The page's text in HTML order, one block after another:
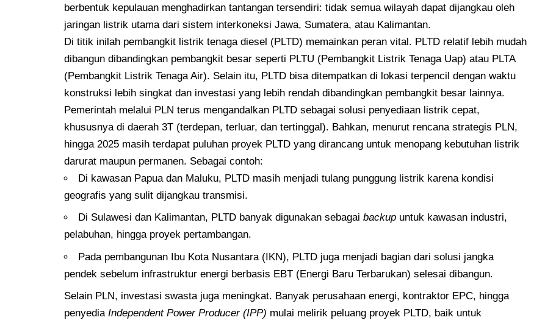
berbentuk kepulauan menghadirkan tantangan tersendiri: tidak semua wilayah dapat dijangkau oleh
jaringan listrik utama dari sistem interkoneksi Jawa, Sumatera, atau Kalimantan.
Di titik inilah pembangkit listrik tenaga diesel (PLTD) memainkan peran vital. PLTD relatif lebih mudah
dibangun dibandingkan pembangkit besar seperti PLTU (Pembangkit Listrik Tenaga Uap) atau PLTA
(Pembangkit Listrik Tenaga Air). Selain itu, PLTD bisa ditempatkan di lokasi terpencil dengan waktu
konstruksi lebih singkat dan investasi yang lebih rendah dibandingkan pembangkit besar lainnya.
Pemerintah melalui PLN terus mengandalkan PLTD sebagai solusi penyediaan listrik cepat,
khususnya di daerah 3T (terdepan, terluar, dan tertinggal). Bahkan, menurut rencana strategis PLN,
hingga 2025 masih terdapat puluhan proyek PLTD yang dirancang untuk menopang kebutuhan listrik
darurat maupun permanen. Sebagai contoh:
Di kawasan Papua dan Maluku, PLTD masih menjadi tulang punggung listrik karena kondisi
geografis yang sulit dijangkau transmisi.
Di Sulawesi dan Kalimantan, PLTD banyak digunakan sebagaibackup untuk kawasan industri,
pelabuhan, hingga proyek pertambangan.
Pada pembangunan Ibu Kota Nusantara (IKN), PLTD juga menjadi bagian dari solusi jangka
pendek sebelum infrastruktur energi berbasis EBT (Energi Baru Terbarukan) selesai dibangun.
Selain PLN, investasi swasta juga meningkat. Banyak perusahaan energi, kontraktor EPC, hingga
penyediaIndependent Power Producer (IPP) mulai melirik peluang proyek PLTD, baik untuk